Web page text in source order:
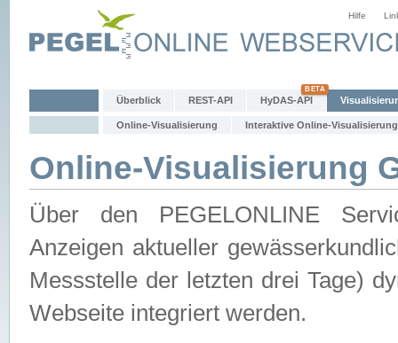
Hilfe
Überblick REST-API HyDAS-API
Online-Visualisierung Interaktive Online-Visualisierung
Online-Visualisierung
Über den PEGELONLINE
Anzeigen aktueller
Messstelle der letzten drei Tage)
Webseite integriert werden.